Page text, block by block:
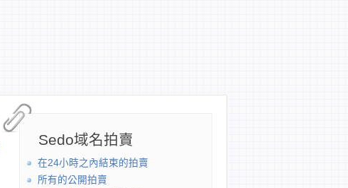
Sedo域名拍賣
在24小時之內結束的拍賣
所有的公開拍賣